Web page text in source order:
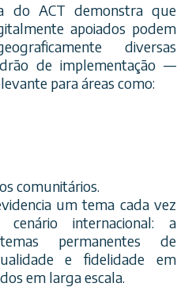
do ACT demonstra que
apoiados podem
diversas
de implementação —
para áreas como:
comunitários.
um tema cada vez
internacional: a
permanentes de
e fidelidade em
em larga escala.